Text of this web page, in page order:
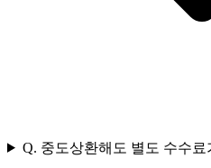
Q. 중도상환해도 별도 수수